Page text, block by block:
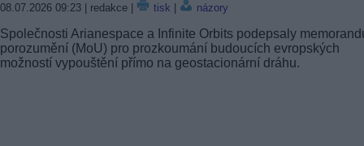
08.07.2026 09:23 | redakce | tisk názory
Společnosti Arianespace a Infinite Orbits podepsaly
porozumění (MoU) pro prozkoumání budoucích evropských
možností vypouštění přímo na geostacionární dráhu.